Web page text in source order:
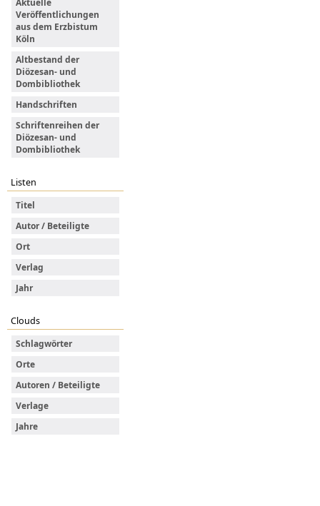
Aktuelle
Veröffentlichungen
aus dem Erzbistum
Köln
Altbestand der
Diözesan- und
Dombibliothek
Handschriften
Schriftenreihen der
Diözesan- und
Dombibliothek
Listen
Titel
Autor / Beteiligte
Ort
Verlag
Jahr
Clouds
Schlagwörter
Orte
Autoren / Beteiligte
Verlage
Jahre